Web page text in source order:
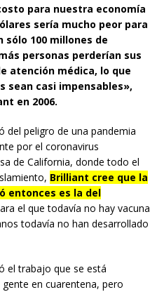
para nuestra economía
sería mucho peor para
100 millones de
personas perderían sus
atención médica, lo que
sean casi impensables»,
en 2006.
del peligro de una pandemia
por el coronavirus
de California, donde todo el
Brilliant cree que la
entonces es la del
el que todavía no hay vacuna
todavía no han desarrollado
el trabajo que se está
en cuarentena, pero